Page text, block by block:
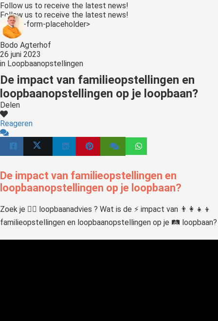
Follow us to receive the latest news!
Follow us to receive the latest news!
<:optin-form-placeholder>
Bodo Agterhof
26 juni 2023
in Loopbaanopstellingen
De impact van familieopstellingen en
loopbaanopstellingen op je loopbaan?
Delen
Reageren
De impact van familieopstellingen en
loopbaanopstellingen op je loopbaan?
Zoek je 🙋‍♂️ loopbaanadvies ? Wat is de ⚡️ impact van 👨‍👩‍👧‍👦
familieopstellingen en loopbaanopstellingen op je 🛤 loopbaan?
worden
om
te
over
van
op
gebruikt
te
Hierdoor
website-
van